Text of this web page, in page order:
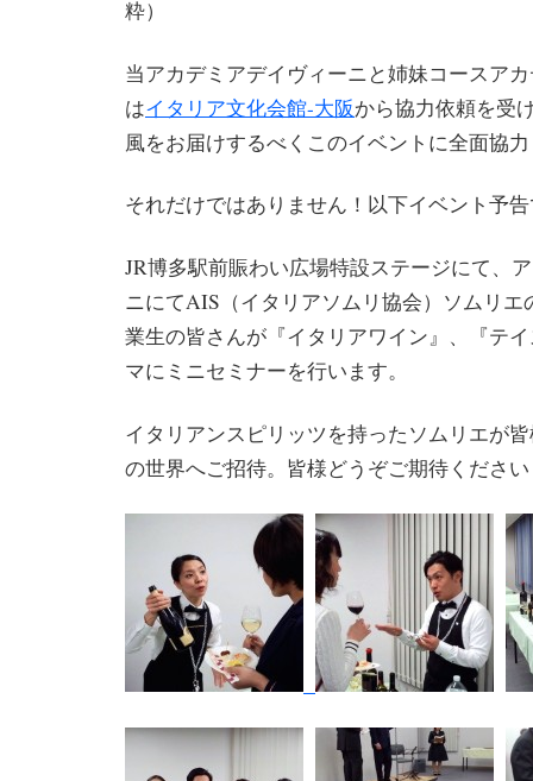
粋）
当アカデミアデイヴィーニと姉妹コースア
はイタリア文化会館-大阪から協力依頼を受
風をお届けするべくこのイベントに全面協
それだけではありません！以下イベント予
JR博多駅前賑わい広場特設ステージにて、
ニにてAIS（イタリアソムリ協会）ソムリエ
業生の皆さんが『イタリアワイン』、『テ
マにミニセミナーを行います。
イタリアンスピリッツを持ったソムリエが
の世界へご招待。皆様どうぞご期待くださ